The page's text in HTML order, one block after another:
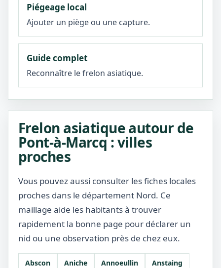
Piégeage local
Ajouter un piège ou une capture.
Guide complet
Reconnaître le frelon asiatique.
Frelon asiatique autour de
Pont-à-Marcq : villes
proches
Vous pouvez aussi consulter les fiches locales
proches dans le département Nord. Ce
maillage aide les habitants à trouver
rapidement la bonne page pour déclarer un
nid ou une observation près de chez eux.
Abscon Aniche Annoeullin
Anstaing